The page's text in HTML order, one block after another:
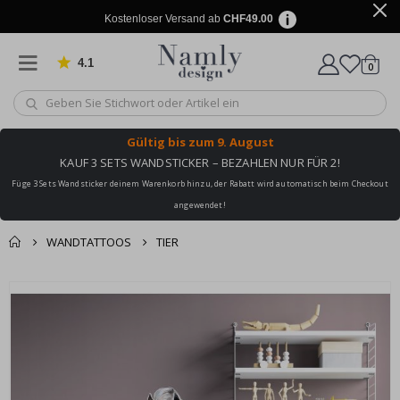
Kostenloser Versand ab CHF49.00
4.1 von 1019 Bewertungen
Wagen
0
Gültig bis zum 9. August
KAUF 3 SETS WANDSTICKER – BEZAHLEN NUR FÜR 2!
Füge 3 Sets Wandsticker deinem Warenkorb hinzu, der Rabatt wird automatisch beim Checkout
angewendet!
WANDTATTOOS TIER
Zusammen gekaufte
Einkaufswagen
Zur Kasse